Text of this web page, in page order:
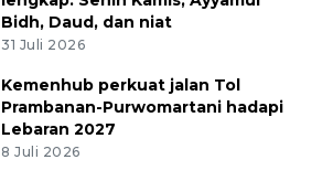
Bidh, Daud, dan niat
31 Juli 2026
Kemenhub perkuat jalan Tol
Prambanan-Purwomartani hadapi
Lebaran 2027
8 Juli 2026